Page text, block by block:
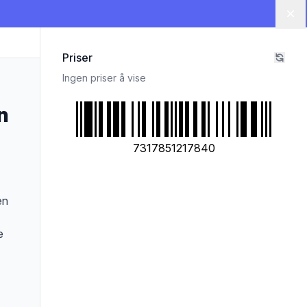
Priser
Ingen priser å vise
7317851217840